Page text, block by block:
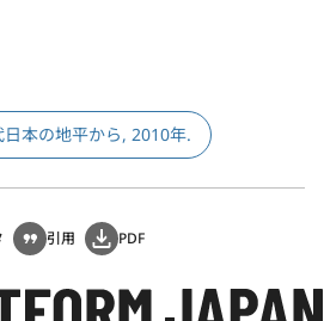
本の地平から, 2010年.
引用 PDF